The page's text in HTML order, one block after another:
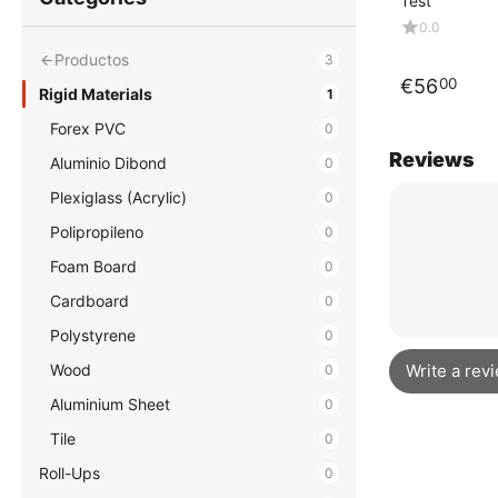
0.0
€5600
Reviews
Write a
Productos 3
Rigid Materials 1
Forex PVC 0
Aluminio Dibond 0
Plexiglass (Acrylic) 0
Polipropileno 0
Foam Board 0
Cardboard 0
Polystyrene 0
Wood 0
Aluminium Sheet 0
Tile 0
Roll-Ups 0